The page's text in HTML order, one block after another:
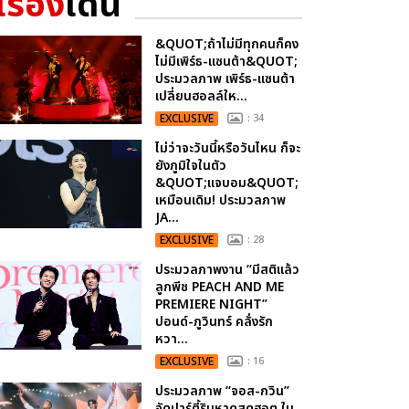
&QUOT;ถ้าไม่มีทุกคนก็คง
ไม่มีเพิร์ธ-แซนต้า&QUOT;
ประมวลภาพ เพิร์ธ-แซนต้า
เปลี่ยนฮอลล์ให...
EXCLUSIVE : 34
ไม่ว่าจะวันนี้หรือวันไหน ก็จะ
ยังภูมิใจในตัว
&QUOT;แจบอม&QUOT;
เหมือนเดิม! ประมวลภาพ
JA...
EXCLUSIVE : 28
ประมวลภาพงาน “มีสติแล้ว
ลูกพีช PEACH AND ME
PREMIERE NIGHT”
ปอนด์-ภูวินทร์ คลั่งรัก
หวา...
EXCLUSIVE : 16
ประมวลภาพ “จอส-กวิน”